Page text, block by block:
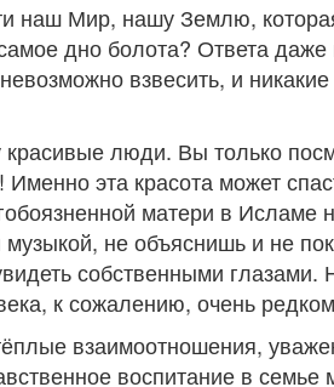
наш Мир, нашу Землю,
дно болота? Ответа
взвесить, и
люди. Вы только
эта красота может
матери в Исламе
музыкой, не объяснишь и не
собственными глазами.
к сожалению, очень
взаимоотношения,
воспитание в семье